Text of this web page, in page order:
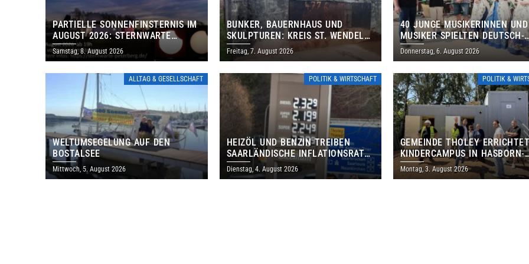
PARTIELLE SONNENFINSTERNIS IM
AUGUST 2026: STERNWARTE
PETERBERG ÖFFNET KOSTENLOS
IHRE TORE
Samstag, 8. August 2026
BUNKER, BAUERNHAUS UND
SKULPTUREN: KREIS ST. WENDEL
LÄDT ZUM TAG DES OFFENEN
DENKMALS EIN
Freitag, 7. August 2026
40 JUNGE MUSIKERINNEN UND
MUSIKER SPIELTEN DEUTSCH-
BRASILIANISCHES
THOLEY
Donnerstag, 6. August 2026
ALLTAG & GESELLSCHAFT
WELTUMSEGELUNG AUF DEN
BOSTALSEE
Mittwoch, 5. August 2026
POLITIK & WIRTSCHAFT
HEIZÖL UND BENZIN TREIBEN
SAARLÄNDISCHE INFLATIONSRATE
IM JULI AUF 3,2 PROZENT
Dienstag, 4. August 2026
POLITIK &
GEMEINDE THOLEY
KINDERCAMPUS IN HASBORN-
DAUTWEILER FÜR RUND 8,5
MILLIONEN EURO
Montag, 3. August 2026